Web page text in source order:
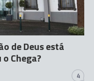
de Deus está
Chega?
4